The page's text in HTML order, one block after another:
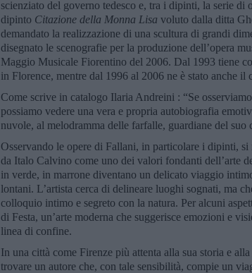
scienziato del governo tedesco e, tra i dipinti, la serie
dipinto Citazione della Monna Lisa voluto dalla ditta
demandato la realizzazione di una scultura di grandi
disegnato le scenografie per la produzione dell’opera
Maggio Musicale Fiorentino del 2006. Dal 1993 tiene
in Florence, mentre dal 1996 al 2006 ne è stato anche
Come scrive in catalogo Ilaria Andreini : “Se
possiamo vedere una vera e propria autobiografia
nuvole, al melodramma delle farfalle, guardiane del
Osservando le opere di Fallani, in particolare i dipinti,
da Italo Calvino come uno dei valori fondanti dell’arte
in verde, in marrone diventano un delicato viaggio
lontani. L’artista cerca di delineare luoghi sognati, ma
colloquio intimo e segreto con la natura. Per alcuni
di Festa, un’arte moderna che suggerisce emozioni e
linea di confine.
In una città come Firenze più attenta alla sua storia e
trovare un autore che, con tale sensibilità, compie un